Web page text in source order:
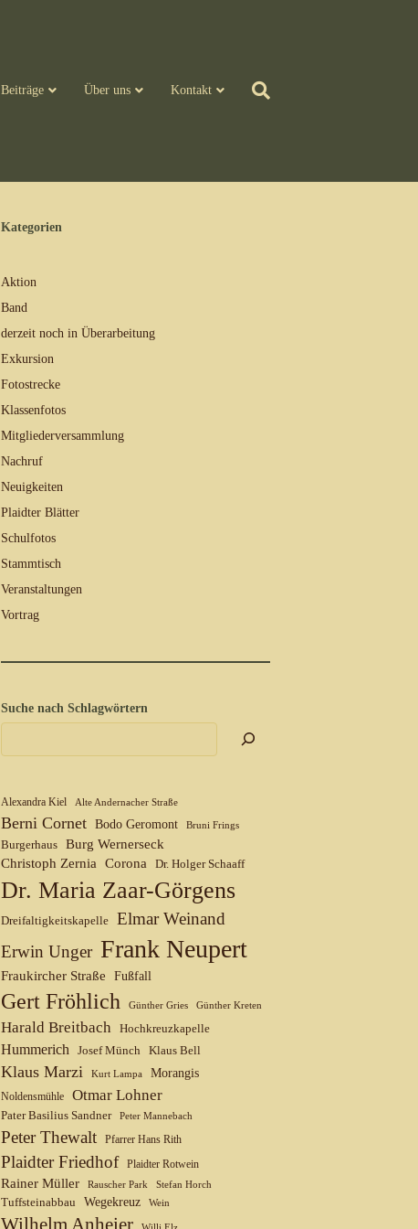
Beiträge Über uns Kontakt
Kategorien
Aktion
Band
derzeit noch in Überarbeitung
Exkursion
Fotostrecke
Klassenfotos
Mitgliederversammlung
Nachruf
Neuigkeiten
Plaidter Blätter
Schulfotos
Stammtisch
Veranstaltungen
Vortrag
Suche nach Schlagwörtern
Alexandra Kiel Alte Andernacher Straße
Berni Cornet Bodo Geromont Bruni Frings
Burgerhaus Burg Wernerseck
Christoph Zernia
Corona Dr. Holger Schaaff
Dr. Maria Zaar-Görgens
Dreifaltigkeitskapelle Elmar Weinand
Erwin Unger Frank Neupert
Fraukircher Straße Fußfall
Gert Fröhlich Günther Gries Günther Kreten
Harald Breitbach Hochkreuzkapelle
Hummerich Josef Münch Klaus Bell
Klaus Marzi Kurt Lampa Morangis
Noldensmühle Otmar Lohner
Pater Basilius Sandner Peter Mannebach
Peter Thewalt Pfarrer Hans Rith
Plaidter Friedhof Plaidter Rotwein
Rainer Müller Rauscher Park Stefan Horch
Tuffsteinabbau Wegekreuz Wein
Wilhelm Anheier